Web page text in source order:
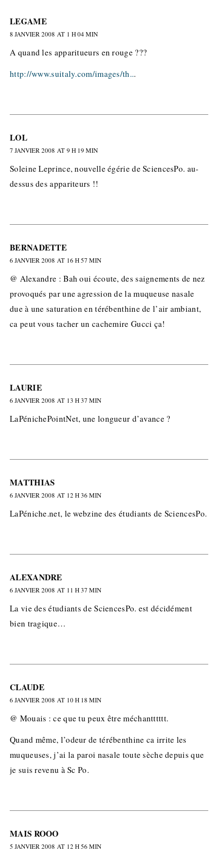
LEGAME
8 JANVIER 2008 AT 1 H 04 MIN
A quand les apparitueurs en rouge ???
http://www.suitaly.com/images/th...
LOL
7 JANVIER 2008 AT 9 H 19 MIN
Soleine Leprince, nouvelle égérie de SciencesPo. au-
dessus des appariteurs !!
BERNADETTE
6 JANVIER 2008 AT 16 H 57 MIN
@ Alexandre : Bah oui écoute, des saignements de nez
provoqués par une agression de la muqueuse nasale
due à une saturation en térébenthine de l’air ambiant,
ca peut vous tacher un cachemire Gucci ça!
LAURIE
6 JANVIER 2008 AT 13 H 37 MIN
LaPénichePointNet, une longueur d’avance ?
MATTHIAS
6 JANVIER 2008 AT 12 H 36 MIN
LaPéniche.net, le webzine des étudiants de SciencesPo.
ALEXANDRE
6 JANVIER 2008 AT 11 H 37 MIN
La vie des étudiants de SciencesPo. est décidément
bien tragique…
CLAUDE
6 JANVIER 2008 AT 10 H 18 MIN
@ Mouais : ce que tu peux être méchantttttt.
Quand même, l’odeur de térébenthine ca irrite les
muqueuses, j’ai la paroi nasale toute sèche depuis que
je suis revenu à Sc Po.
MAIS ROOO
5 JANVIER 2008 AT 12 H 56 MIN